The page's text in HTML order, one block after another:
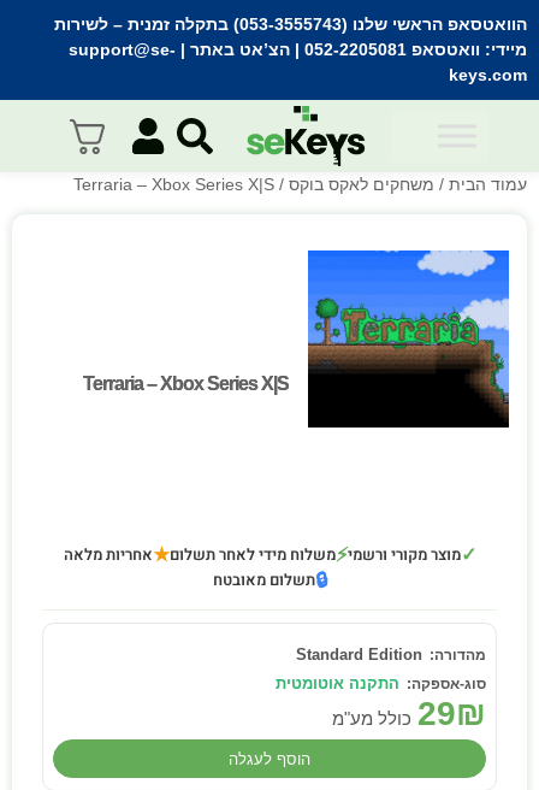
הוואטסאפ הראשי שלנו (053-3555743) בתקלה זמנית
– לשירות
מיידי: וואטסאפ 052-2205081 | הצ’אט באתר | support@se-
keys.com
עמוד הבית / משחקים לאקס בוקס / Terraria – Xbox Series X|S
Terraria – Xbox Series X|S
Terraria – Xbox Series X|S
✓מוצר מקורי ורשמי⚡משלוח מידי לאחר תשלום★אחריות מלאה
🔒תשלום מאובטח
Standard Edition
התקנה אוטומטית
29₪ כולל מע"מ
הוסף לעגלה